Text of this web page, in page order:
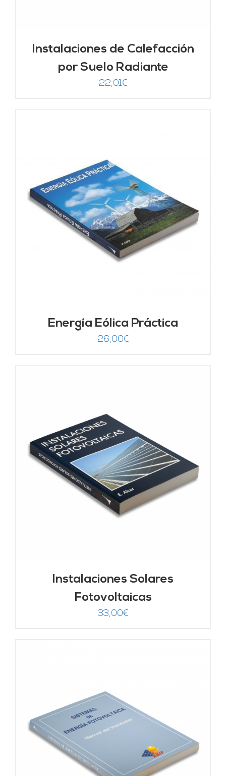
Instalaciones de Calefacción
por Suelo Radiante
22,01€
Energía Eólica Práctica
26,00€
Instalaciones Solares
Fotovoltaicas
33,00€